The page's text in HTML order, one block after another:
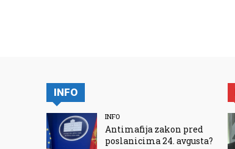
INFO
INFO
Antimafija zakon pred
poslanicima 24. avgusta?